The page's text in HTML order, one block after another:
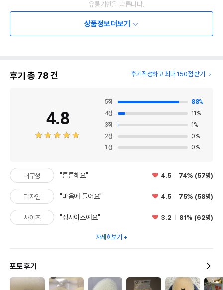
유통기한을 따릅니다.
상품정보 더보기
후기 총 78건 후기작성하고 최대 150점 받기
4.8
5점 88%
4점 11 %
3점 1 %
2점 0%
1 점 0%
내구성 "튼튼해요" 4.5 74% (57명)
디자인 "마음에 들어요" 4.5 75% (58명)
사이즈 "정사이즈예요" 3.2 81% (62명)
자세히보기
포토 후기